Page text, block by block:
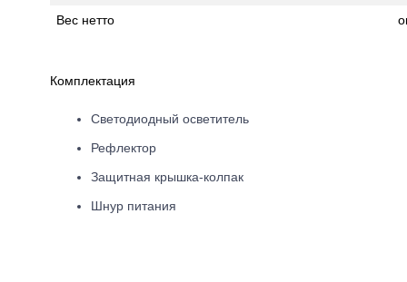
Вес нетто
Комплектация
Светодиодный осветитель
Рефлектор
Защитная крышка-колпак
Шнур питания